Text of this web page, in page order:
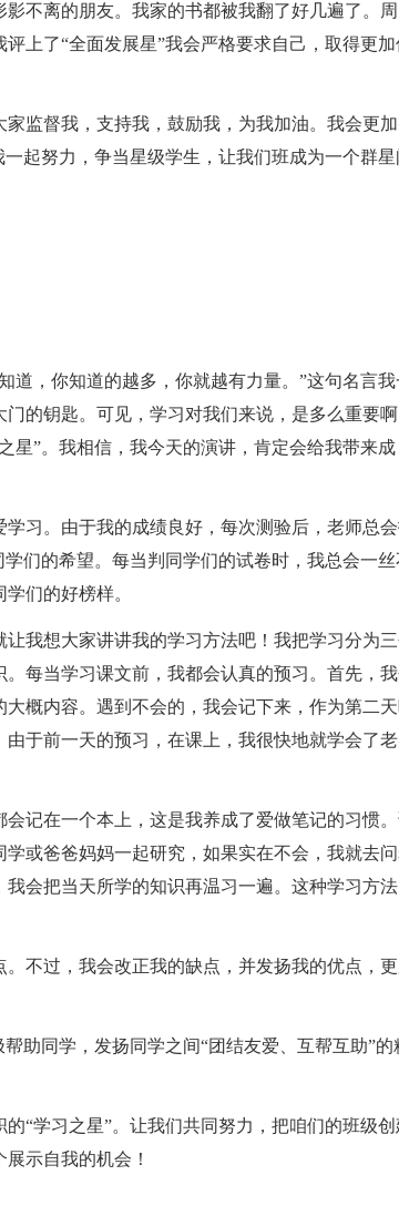
不离的朋友。我家的书都被我翻了好几遍了。周
上了“全面发展星”我会严格要求自己，取得更加
监督我，支持我，鼓励我，为我加油。我会更
起努力，争当星级学生，让我们班成为一个群星
道，你知道的越多，你就越有力量。”这句名言我
的钥匙。可见，学习对我们来说，是多么重要啊
星”。我相信，我今天的演讲，肯定会给我带来成
习。由于我的成绩良好，每次测验后，老师总
们的希望。每当判同学们的试卷时，我总会一丝
们的好榜样。
我想大家讲讲我的学习方法吧！我把学习分为
每当学习课文前，我都会认真的预习。首先，
概内容。遇到不会的，我会记下来，作为第二
于前一天的预习，在课上，我很快地就学会了
记在一个本上，这是我养成了爱做笔记的习惯
或爸爸妈妈一起研究，如果实在不会，我就去
会把当天所学的知识再温习一遍。这种学习方法
不过，我会改正我的缺点，并发扬我的优点，
助同学，发扬同学之间“团结友爱、互帮互助”的
“学习之星”。让我们共同努力，把咱们的班级创
示自我的机会！